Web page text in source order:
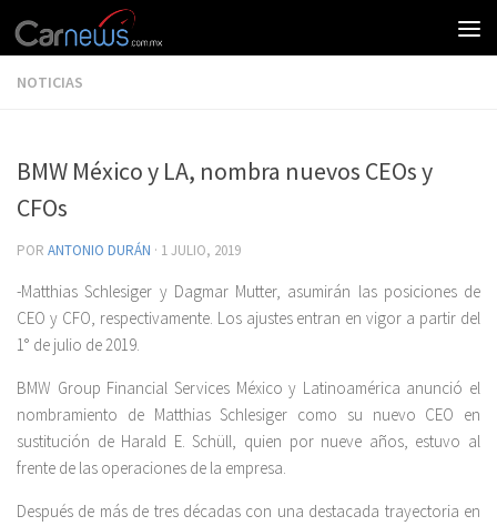
NOTICIAS
BMW México y LA, nombra nuevos CEOs y
CFOs
POR ANTONIO DURÁN · 1 JULIO, 2019
-Matthias Schlesiger y Dagmar Mutter, asumirán las posiciones de
CEO y CFO, respectivamente. Los ajustes entran en vigor a partir del
1° de julio de 2019.
BMW Group Financial Services México y Latinoamérica anunció el
nombramiento de Matthias Schlesiger como su nuevo CEO en
sustitución de Harald E. Schüll, quien por nueve años, estuvo al
frente de las operaciones de la empresa.
Después de más de tres décadas con una destacada trayectoria en